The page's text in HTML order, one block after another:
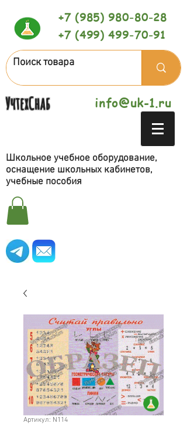
+7 (985) 980-80-28
+7 (499) 499-70-91
УчтехСнаб info@uk-1.ru
Школьное учебное оборудование,
оснащение школьных кабинетов,
учебные пособия
Артикул: N114